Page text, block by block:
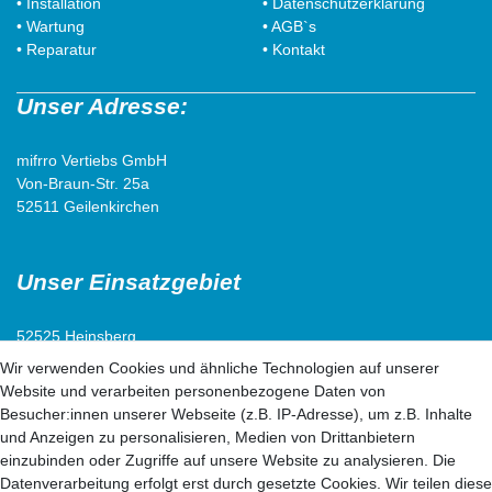
• Wartung
• Reparatur
• AGB`s
• Kontakt
Unser Adresse:
mifrro Vertiebs GmbH
Von-Braun-Str. 25a
52511 Geilenkirchen
Unser Einsatzgebiet
52525 Heinsberg
52538 Selfkant
52511 Geilenkirchen
52222 Stolberg
52428 Jülich
Wir verwenden Cookies und ähnliche Technologien auf unserer
Website und verarbeiten personenbezogene Daten von
Besucher:innen unserer Webseite (z.B. IP-Adresse), um z.B. Inhalte
und Anzeigen zu personalisieren, Medien von Drittanbietern
einzubinden oder Zugriffe auf unsere Website zu analysieren. Die
Datenverarbeitung erfolgt erst durch gesetzte Cookies. Wir teilen diese